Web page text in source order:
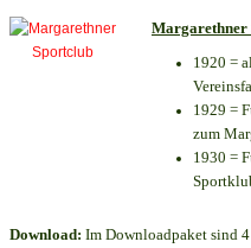
Margarethner
1920 =
1929 =
zum
1930 =
Download: Im Downloadpaket sind